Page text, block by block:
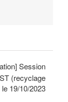
Session
(recyclage
19/10/2023